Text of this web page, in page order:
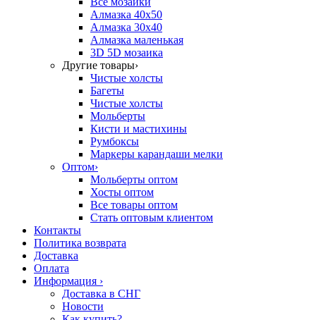
Алмазка 40х50
Алмазка 30х40
Алмазка маленькая
3D 5D мозаика
Другие товары›
Чистые холсты
Багеты
Чистые холсты
Мольберты
Кисти и мастихины
Румбоксы
Маркеры карандаши мелки
Оптом›
Мольберты оптом
Хосты оптом
Все товары оптом
Стать оптовым клиентом
Контакты
Политика возврата
Доставка
Оплата
Информация ›
Доставка в СНГ
Новости